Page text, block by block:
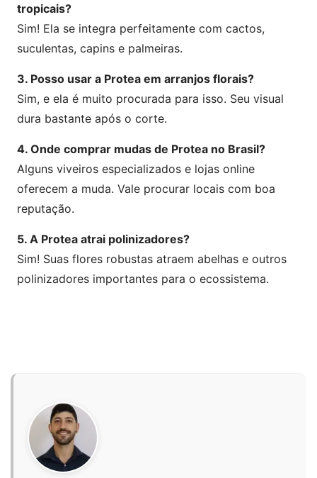
tropicais?
Sim! Ela se integra perfeitamente com cactos,
suculentas, capins e palmeiras.
3. Posso usar a Protea em arranjos florais?
Sim, e ela é muito procurada para isso. Seu visual
dura bastante após o corte.
4. Onde comprar mudas de Protea no Brasil?
Alguns viveiros especializados e lojas online
oferecem a muda. Vale procurar locais com boa
reputação.
5. A Protea atrai polinizadores?
Sim! Suas flores robustas atraem abelhas e outros
polinizadores importantes para o ecossistema.